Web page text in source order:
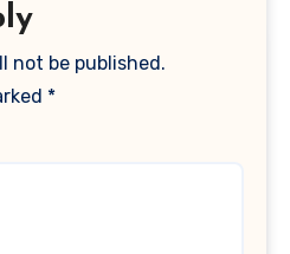
not be published.
*